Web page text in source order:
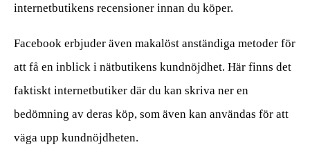
internetbutikens recensioner innan du köper.
Facebook erbjuder även makalöst anständiga metoder för
att få en inblick i nätbutikens kundnöjdhet. Här finns det
faktiskt internetbutiker där du kan skriva ner en
bedömning av deras köp, som även kan användas för att
väga upp kundnöjdheten.